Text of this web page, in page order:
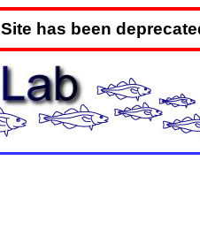
Site has been